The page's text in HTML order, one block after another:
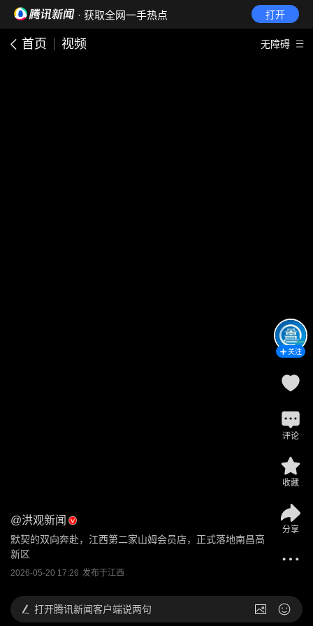
· 获取全网一手热点 打开
首页 视频 无障碍
@洪观新闻
默契的双向奔赴，江西第二家山姆会员店，正式落地南昌高
新区
2026-05-20 17:26 发布于江西
关注
评论
收藏
分享
打开腾讯新闻客户端说两句